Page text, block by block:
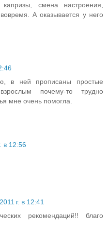
смена настроения,
А оказывается у него
в ней прописаны простые
почему-то трудно
мне очень помогла.
в 12:56
г. в 12:41
рекомендаций!! благо